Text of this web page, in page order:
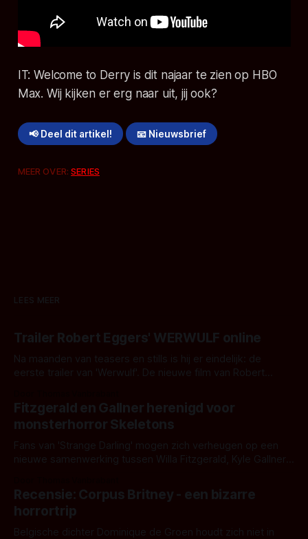
IT: Welcome to Derry is dit najaar te zien op HBO
Max. Wij kijken er erg naar uit, jij ook?
📢 Deel dit artikel! 📧 Nieuwsbrief
MEER OVER:SERIES
LEES MEER
Trailer Robert Eggers' WERWULF online
Na maanden van teasers en stills is hij er eindelijk: de
eerste trailer van 'Werwulf'. De nieuwe film van Robert
kille stijl vol folklore en mythe. Het topic deze keer is (kon
het het al raden?)... de weerwolf. Kijk je mee?
Fitzgerald en Gallner herenigd voor
monsterhorror Skeletons
Fans van 'Strange Darling' mogen zich verheugen op een
nieuwe samenwerking tussen Willa Fitzgerald, Kyle Gallner
'Skeletons', een nieuwe creature feature waarvoor de
opnames zijn gestart in Australië.
Recensie: Corpus Britney - een bizarre
horrortrip
Belgische dichter Dominique de Groen houdt zich niet in